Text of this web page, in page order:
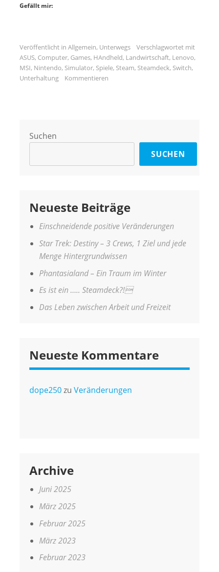
Gefällt mir:
Veröffentlicht in Allgemein, Unterwegs
Verschlagwortet mit
ASUS, Computer, Games, HAndheld, Landwirtschaft, Lenovo,
MSI, Nintendo, Simulator, Spiele, Steam, Steamdeck, Switch,
Unterhaltung
Kommentieren
Suchen
SUCHEN
Neueste Beiträge
Einschneidende positive Veränderungen
Star Trek: Destiny – 3 Crews, 1 Ziel und jede
Menge Hintergrundwissen
Phantasialand – Ein Traum im Winter
Es ist ein ….. Steamdeck?!
Das Leben zwischen Arbeit und Freizeit
Neueste Kommentare
dope250zu Veränderungen
Archive
Juni 2025
März 2025
Februar 2025
März 2023
Februar 2023